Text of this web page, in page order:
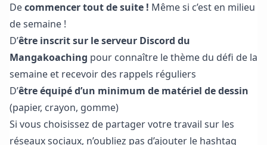
Decommencer tout de suite ! Même si c’est en milieu
de semaine !
D’être inscrit sur le serveur Discord du
Mangakoaching pour connaître le thème du défi de la
semaine et recevoir des rappels réguliers
D’être équipé d’un minimum de matériel de dessin
(papier, crayon, gomme)
Si vous choisissez de partager votre travail sur les
réseaux sociaux, n’oubliez pas d’ajouter le hashtag